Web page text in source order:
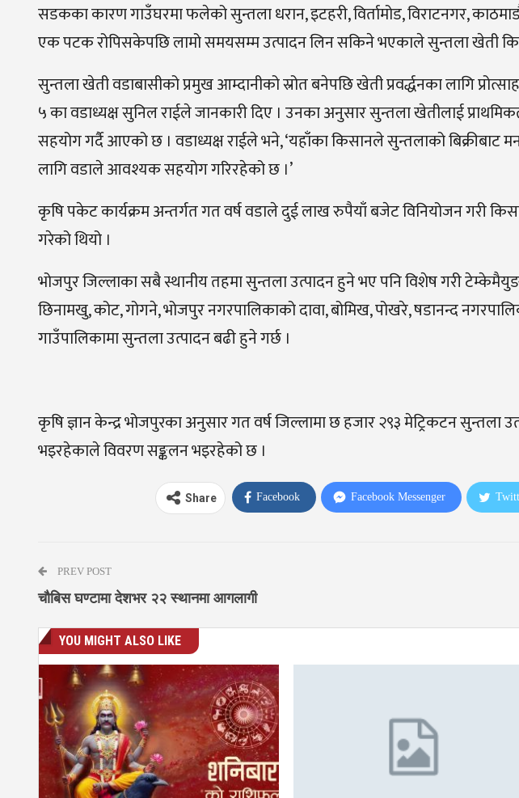
सडकका कारण गाउँघरमा फलेको सुन्तला धरान, इटहरी, विर्तामोड, विराटनगर,
एक पटक रोपिसकेपछि लामो समयसम्म उत्पादन लिन सकिने भएकाले सुन्तला खेती
सुन्तला खेती वडाबासीको प्रमुख आम्दानीको स्रोत बनेपछि खेती प्रवर्द्धनका लागि
५ का वडाध्यक्ष सुनिल राईले जानकारी दिए । उनका अनुसार सुन्तला खेतीलाई
सहयोग गर्दै आएको छ । वडाध्यक्ष राईले भने, ‘यहाँका किसानले सुन्तलाको बिक्रीबाट
लागि वडाले आवश्यक सहयोग गरिरहेको छ ।’
कृषि पकेट कार्यक्रम अन्तर्गत गत वर्ष वडाले दुई लाख रुपैयाँ बजेट विनियोजन गरी
गरेको थियो ।
भोजपुर जिल्लाका सबै स्थानीय तहमा सुन्तला उत्पादन हुने भए पनि विशेष गरी टेम्केमैयुङ
छिनामखु, कोट, गोगने, भोजपुर नगरपालिकाको दावा, बोमिख, पोखरे, षडानन्द
गाउँपालिकामा सुन्तला उत्पादन बढी हुने गर्छ ।
कृषि ज्ञान केन्द्र भोजपुरका अनुसार गत वर्ष जिल्लामा छ हजार २९३ मेट्रिकटन सुन्तला
भइरहेकाले विवरण सङ्कलन भइरहेको छ ।
Share Facebook Facebook Messenger
PREV POST
चौबिस घण्टामा देशभर २२ स्थानमा आगलागी
YOU MIGHT ALSO LIKE